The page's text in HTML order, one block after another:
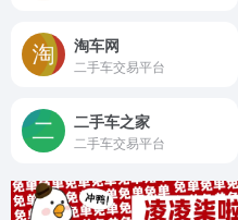
淘车网
二手车交易平台
二手车之家
二手车交易平台